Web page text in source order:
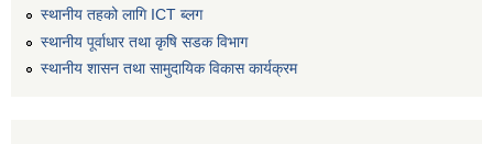
स्थानीय तहको लागि ICT ब्लग
स्थानीय पूर्वाधार तथा कृषि सडक विभाग
स्थानीय शासन तथा सामुदायिक विकास कार्यक्रम